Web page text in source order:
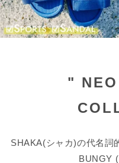
"
SHAKA(シャカ)の代名詞
BUNGY (